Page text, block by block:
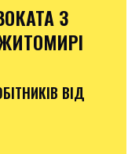
З
ВІД